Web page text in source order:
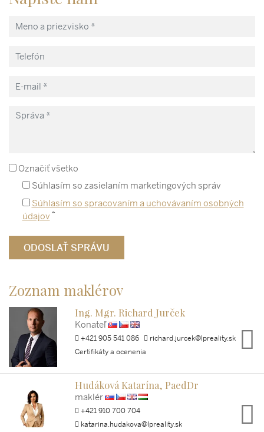
Označiť všetko
Súhlasím so zasielaním marketingových správ
Súhlasím so spracovaním a uchovávaním osobných
údajov *
Zoznam maklérov
Ing. Mgr. Richard Jurček
Konateľ
+421 905 541 086
richard.jurcek@lpreality.sk
Certifikáty a ocenenia
Hudáková Katarína, PaedDr
maklér
+421 910 700 704
katarina.hudakova@lpreality.sk